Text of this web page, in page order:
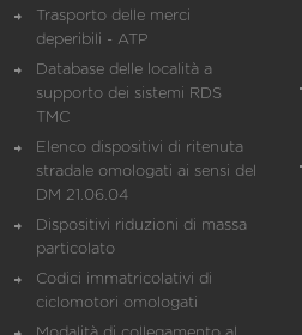
Trasporto delle merci
deperibili - ATP
Database delle località a
supporto dei sistemi RDS
TMC
Elenco dispositivi di ritenuta
stradale omologati ai sensi del
DM 21.06.04
Dispositivi riduzioni di massa
particolato
Codici immatricolativi di
ciclomotori omologati